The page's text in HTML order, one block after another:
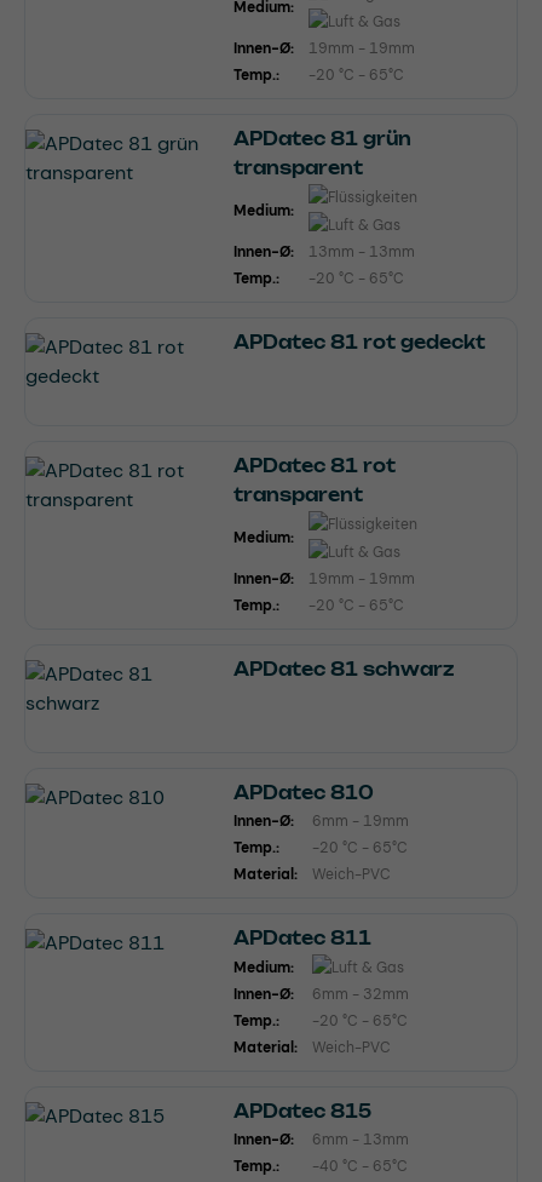
Medium:
Innen-Ø:
19mm - 19mm
Temp.:
-20 °C - 65°C
APDatec 81 grün
transparent
Medium:
Innen-Ø:
13mm - 13mm
Temp.:
-20 °C - 65°C
APDatec 81 rot gedeckt
APDatec 81 rot
transparent
Medium:
Innen-Ø:
19mm - 19mm
Temp.:
-20 °C - 65°C
APDatec 81 schwarz
APDatec 810
Innen-Ø:
6mm - 19mm
Temp.:
-20 °C - 65°C
Material:
Weich-PVC
APDatec 811
Medium:
Innen-Ø:
6mm - 32mm
Temp.:
-20 °C - 65°C
Material:
Weich-PVC
APDatec 815
Innen-Ø:
6mm - 13mm
Temp.:
-40 °C - 65°C